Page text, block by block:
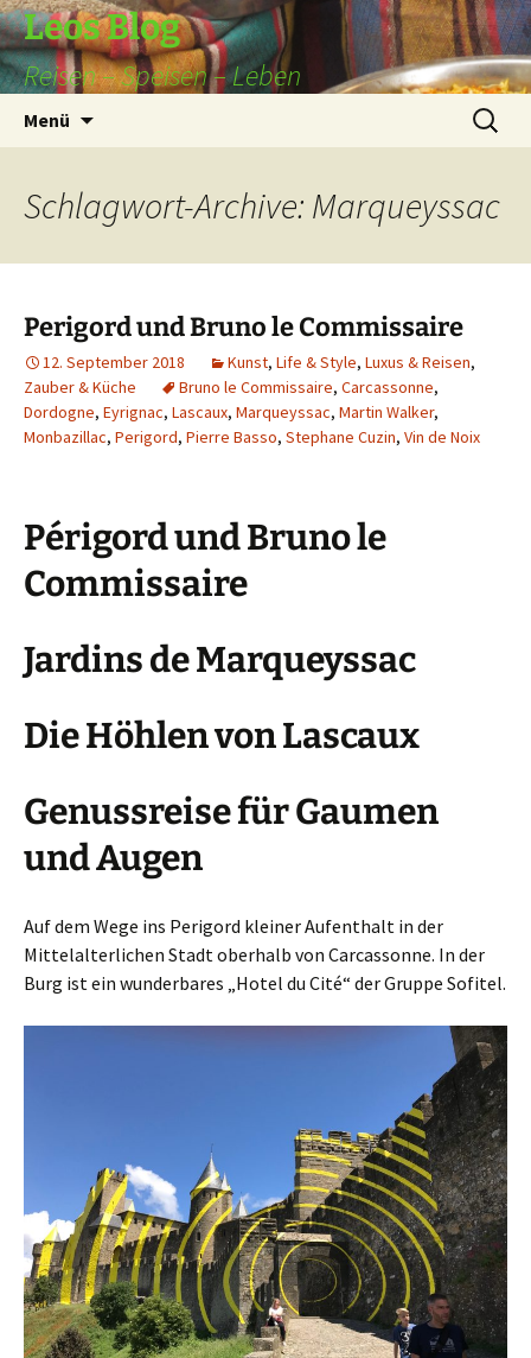
Leos Blog
Reisen – Speisen – Leben
Menü
Suchen
nach:
Schlagwort-Archive: Marqueyssac
Perigord und Bruno le Commissaire
12. September 2018 Kunst, Life & Style, Luxus & Reisen,
Zauber & Küche
Bruno le Commissaire, Carcassonne,
Dordogne, Eyrignac, Lascaux, Marqueyssac, Martin Walker,
Monbazillac, Perigord, Pierre Basso, Stephane Cuzin, Vin de Noix
Périgord und Bruno le
Commissaire
Jardins de Marqueyssac
Die Höhlen von Lascaux
Genussreise für Gaumen
und Augen
Auf dem Wege ins Perigord kleiner Aufenthalt in der
Mittelalterlichen Stadt oberhalb von Carcassonne. In der
Burg ist ein wunderbares „Hotel du Cité“ der Gruppe Sofitel.